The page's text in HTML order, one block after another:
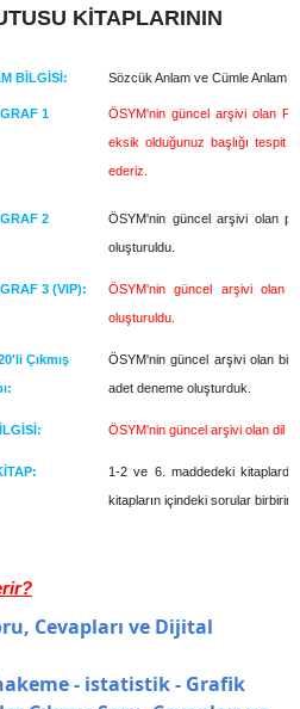
KİTAPLARININ
BİLGİSİ: Sözcük Anlam ve Cümle
1
ÖSYM'nin güncel arşivi olan
eksik olduğunuz başlığı tespit
ederiz.
2
ÖSYM'nin güncel arşivi olan
oluşturuldu.
3 (VIP):
ÖSYM'nin güncel arşivi olan
oluşturuldu.
Çıkmış
ÖSYM'nin güncel arşivi olan
adet deneme oluşturduk.
ÖSYM'nin güncel arşivi olan dil
1-2 ve 6. maddedeki
kitapların içindeki sorular
Cevapları ve Dijital
- istatistik - Grafik